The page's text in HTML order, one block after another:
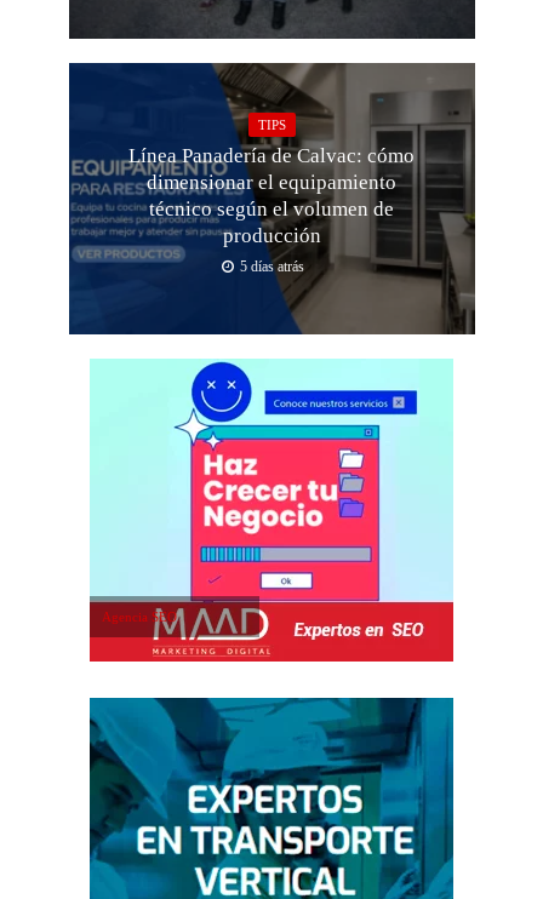
TIPS
Línea Panadería de Calvac: cómo
dimensionar el equipamiento
técnico según el volumen de
producción
5 días atrás
Agencia SEO